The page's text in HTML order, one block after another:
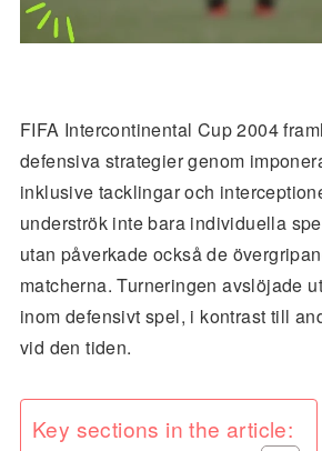
FIFA Intercontinental Cup 2004
defensiva strategier genom
inklusive tacklingar och
underströk inte bara individuella
utan påverkade också de
matcherna. Turneringen avslöjade
inom defensivt spel, i kontrast till
vid den tiden.
Key sections in the article: